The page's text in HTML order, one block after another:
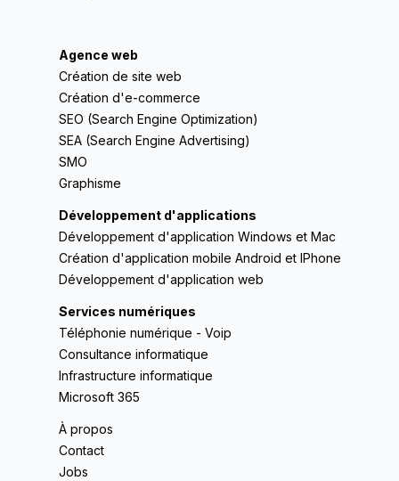
Agence web
Création de site web
Création d'e-commerce
SEO (Search Engine Optimization)
SEA (Search Engine Advertising)
SMO
Graphisme
Développement d'applications
Développement d'application Windows et Mac
Création d'application mobile Android et IPhone
Développement d'application web
Services numériques
Téléphonie numérique - Voip
Consultance informatique
Infrastructure informatique
Microsoft 365
À propos
Contact
Jobs